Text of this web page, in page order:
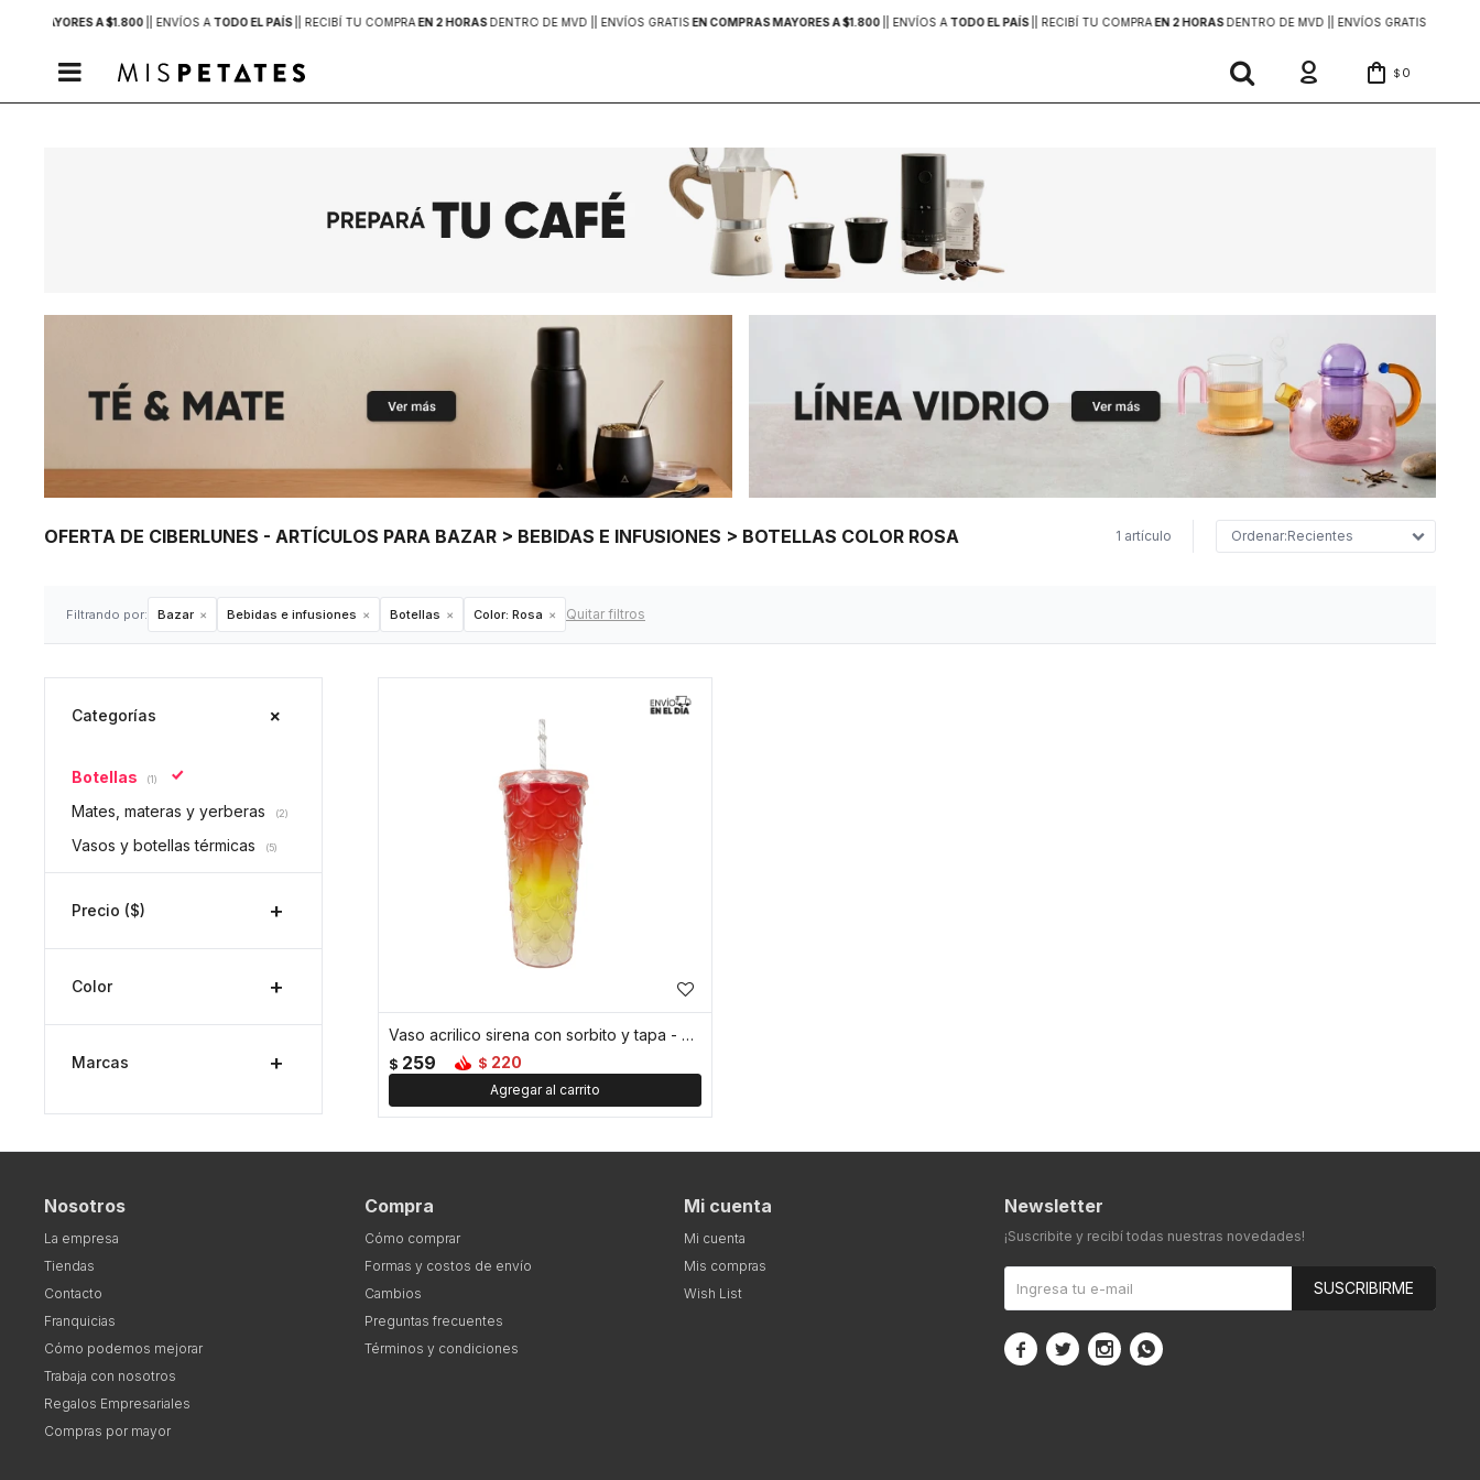
MAYORES A $1.800 | ENVÍOS A TODO EL PAÍS | RECIBÍ TU COMPRAEN 2 HORASDENTRO DE MVD | | ENVÍOS GRATISEN COMPRAS MAYORES A $1.800 | ENVÍOS A TODO EL PAÍS | RECIBÍ TU COMPRAEN 2 HORASDENTRO DE MVD | | ENVÍOS GRATIS
 $ 0
OFERTA DE CIBERLUNES - ARTÍCULOS PARA BAZAR > BEBIDAS E INFUSIONES > BOTELLAS COLOR ROSA 1 artículo Recientes
Filtrando por: Bazar Bebidas e infusiones Botellas Color: Rosa Quitar filtros
Vaso acrilico sirena con sorbito y tapa - Rosa
$ 259 $ 220
Categorías
Botellas (1)
Mates, materas y yerberas (2)
Vasos y botellas térmicas (5)
Precio ($)
Color
Marcas
Nosotros
La empresa
Tiendas
Contacto
Franquicias
Cómo podemos mejorar
Trabaja con nosotros
Regalos Empresariales
Compras por mayor
Compra
Cómo comprar
Formas y costos de envío
Cambios
Preguntas frecuentes
Términos y condiciones
Mi cuenta
Mi cuenta
Mis compras
Wish List
Newsletter
¡Suscribite y recibí todas nuestras novedades!
SUSCRIBIRME
   